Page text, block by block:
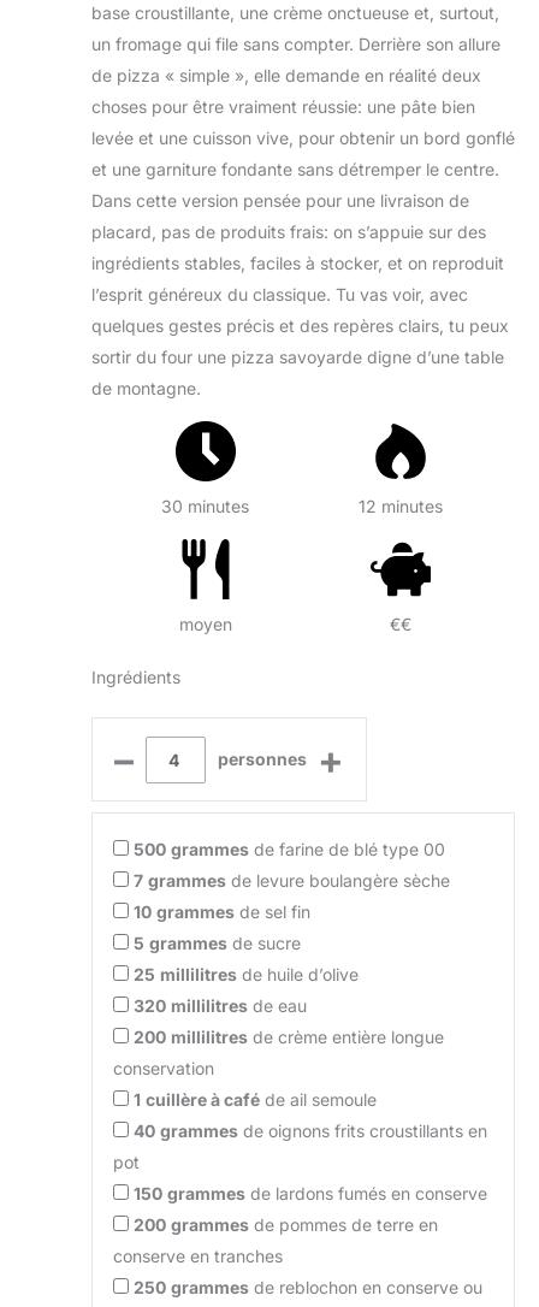
base croustillante, une crème onctueuse et, surtout,
un fromage qui file sans compter. Derrière son allure
de pizza « simple », elle demande en réalité deux
choses pour être vraiment réussie: une pâte bien
levée et une cuisson vive, pour obtenir un bord gonflé
et une garniture fondante sans détremper le centre.
Dans cette version pensée pour une livraison de
placard, pas de produits frais: on s’appuie sur des
ingrédients stables, faciles à stocker, et on reproduit
l’esprit généreux du classique. Tu vas voir, avec
quelques gestes précis et des repères clairs, tu peux
sortir du four une pizza savoyarde digne d’une table
de montagne.
30 minutes 12 minutes
moyen €€
Ingrédients
– personnes +
500 grammes de farine de blé type 00
7 grammes de levure boulangère sèche
10 grammes de sel fin
5 grammes de sucre
25 millilitres de huile d’olive
320 millilitres de eau
200 millilitres de crème entière longue
conservation
1 cuillère à café de ail semoule
40 grammes de oignons frits croustillants en
pot
150 grammes de lardons fumés en conserve
200 grammes de pommes de terre en
conserve en tranches
250 grammes de reblochon en conserve ou